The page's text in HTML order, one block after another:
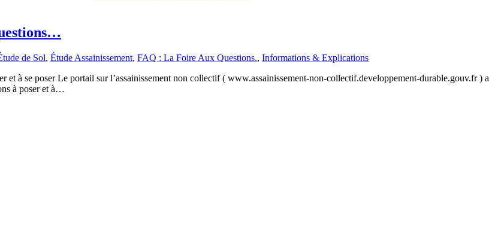
de Sol, Étude Assainissement, FAQ : La Foire Aux Questions., Informations & Explications
et à se poser Le portail sur l’assainissement non collectif ( www.assainissement-non-collectif.developpement-durable.gouv.fr ) a
à poser et à…